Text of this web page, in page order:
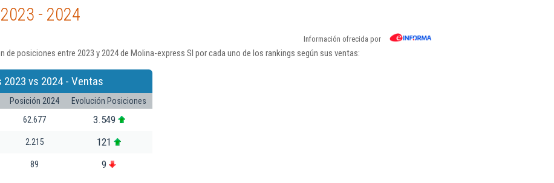
- 2024
Información ofrecida por
posiciones entre 2023 y 2024 de Molina-express Sl por cada uno de los rankings según sus ventas:
vs 2024 - Ventas
Posición 2024
Evolución Posiciones
62.677 3.549
2.215 121
89 9